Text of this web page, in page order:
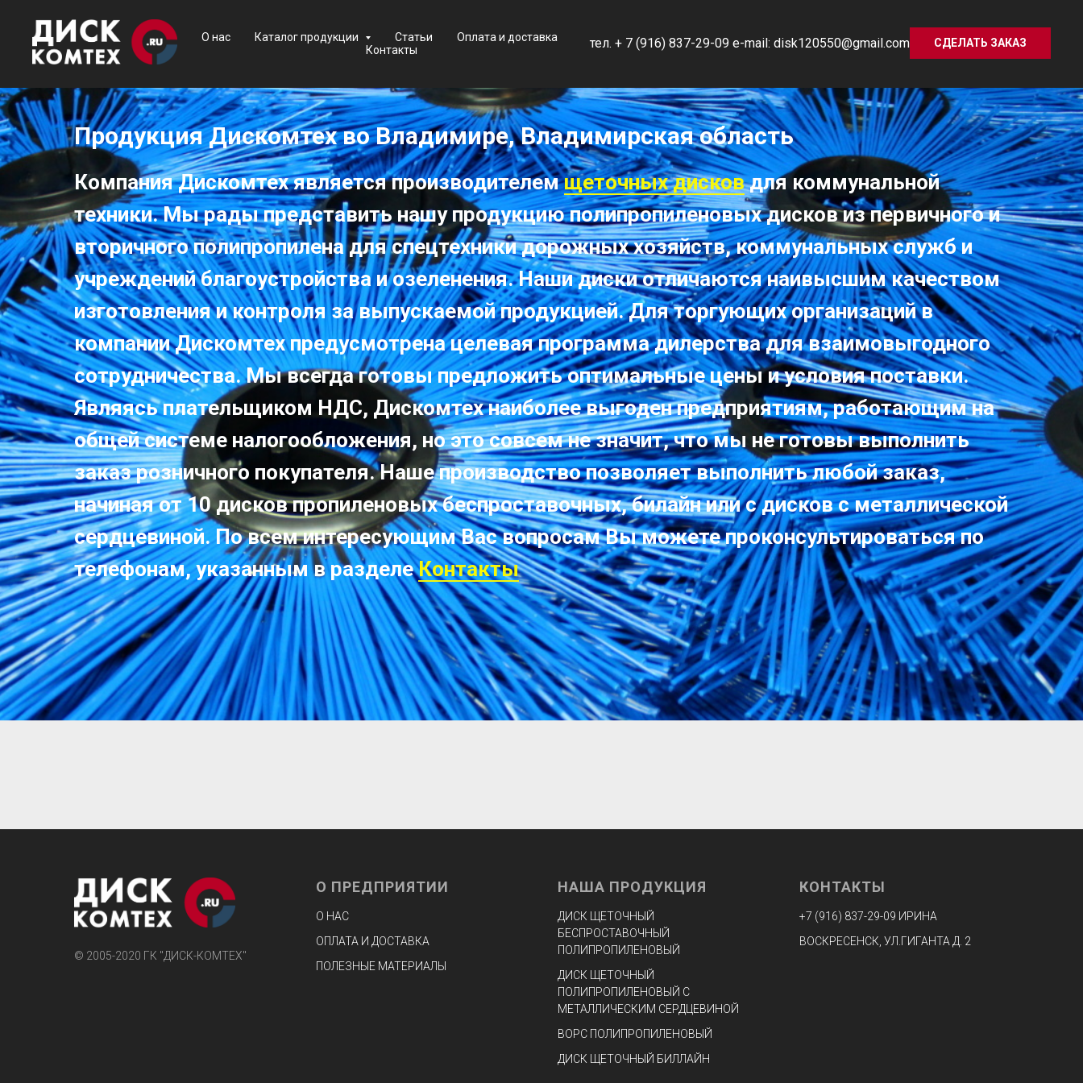
О нас Каталог продукции Статьи
Оплата и доставка
Контакты
тел. + 7 (916) 837-29-09 e-mail: disk120550@gmail.com СДЕЛАТЬ ЗАКАЗ
Продукция Дискомтех во Владимире, Владимирская область
Компания Дискомтех является производителемщеточных дисковдля коммунальной
техники. Мы рады представить нашу продукцию полипропиленовых дисков из первичного и
вторичного полипропилена для спецтехники дорожных хозяйств, коммунальных служб и
учреждений благоустройства и озеленения. Наши диски отличаются наивысшим качеством
изготовления и контроля за выпускаемой продукцией. Для торгующих организаций в
компании Дискомтех предусмотрена целевая программа дилерства для взаимовыгодного
сотрудничества. Мы всегда готовы предложить оптимальные цены и условия поставки.
Являясь плательщиком НДС, Дискомтех наиболее выгоден предприятиям, работающим на
общей системе налогообложения, но это совсем не значит, что мы не готовы выполнить
заказ розничного покупателя. Наше производство позволяет выполнить любой заказ,
начиная от 10 дисков пропиленовых беспроставочных, билайн или с дисков с металлической
сердцевиной. По всем интересующим Вас вопросам Вы можете проконсультироваться по
телефонам, указанным в разделе Контакты
© 2005-2020 ГК "ДИСК-КОМТЕХ"
О ПРЕДПРИЯТИИ
О НАС
ОПЛАТА И ДОСТАВКА
ПОЛЕЗНЫЕ МАТЕРИАЛЫ
НАША ПРОДУКЦИЯ
ДИСК ЩЕТОЧНЫЙ
БЕСПРОСТАВОЧНЫЙ
ПОЛИПРОПИЛЕНОВЫЙ
ДИСК ЩЕТОЧНЫЙ
ПОЛИПРОПИЛЕНОВЫЙ С
МЕТАЛЛИЧЕСКИМ СЕРДЦЕВИНОЙ
ВОРС ПОЛИПРОПИЛЕНОВЫЙ
ДИСК ЩЕТОЧНЫЙ БИЛЛАЙН
КОНТАКТЫ
+7 (916) 837-29-09 ИРИНА
ВОСКРЕСЕНСК, УЛ.ГИГАНТА Д. 2